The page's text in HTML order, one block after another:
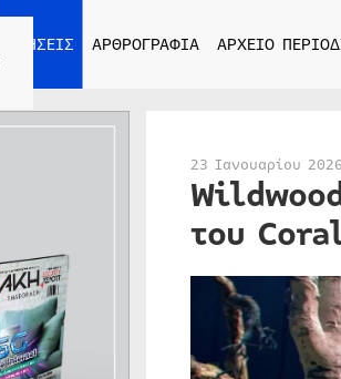
ΕΙΔΗΣΕΙΣ ΑΡΘΡΟΓΡΑΦΙΑ ΑΡΧΕΙΟ
23 Ιανουαρίου
του